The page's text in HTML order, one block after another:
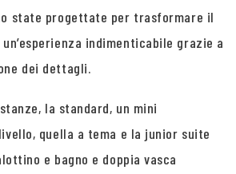
state progettate per trasformare il
indimenticabile grazie a
dei dettagli.
la standard, un mini
quella a tema e la junior suite
e bagno e doppia vasca